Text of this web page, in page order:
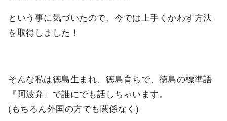
という事に気づいたので、今では上手くかわす方法
を取得しました！
そんな私は徳島生まれ、徳島育ちで、徳島の標準語
『阿波弁』で誰にでも話しちゃいます。
(もちろん外国の方でも関係なく)